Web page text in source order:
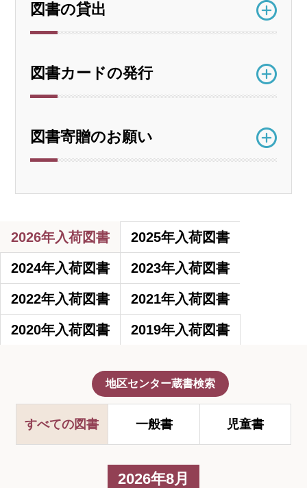
図書の貸出
図書カードの発行
図書寄贈のお願い
2026年入荷図書 2025年入荷図書
2024年入荷図書 2023年入荷図書
2022年入荷図書 2021年入荷図書
2020年入荷図書 2019年入荷図書
地区センター蔵書検索別
ウ
ィ
で
すべての図書 一般書 児童書
2026年8月